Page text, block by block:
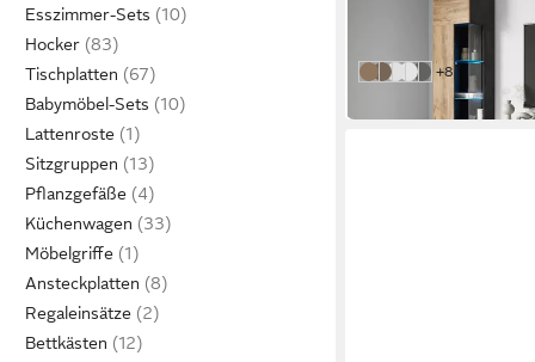
Esszimmer-Sets
Hocker
Tischplatten
Babymöbel-Sets
Lattenroste
Sitzgruppen
Pflanzgefäße
Küchenwagen
Möbelgriffe
Ansteckplatten
Regaleinsätze
Bettkästen
in 6-8 Werktagen bei dir
matera anthrazit/
eiche Sonoma
eiche Sonoma/
weiss/weiss
salbeiweitere Farben:
+8